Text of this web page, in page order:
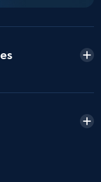
on eBay
category, and